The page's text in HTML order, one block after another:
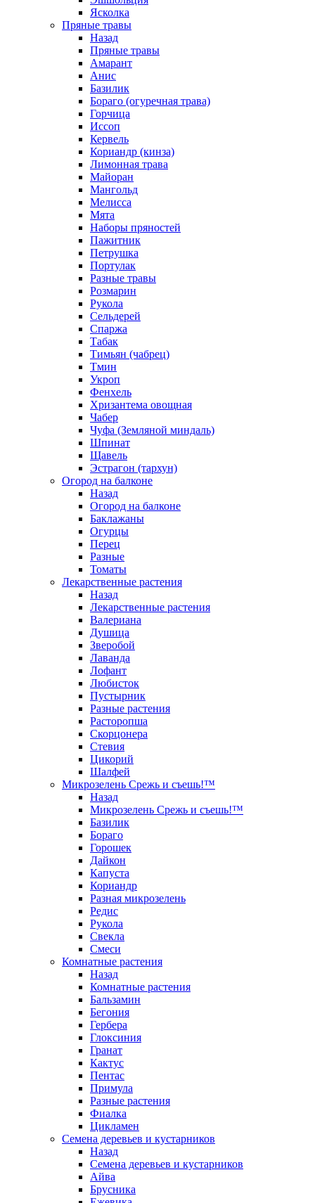
Ясколка
Пряные травы
Назад
Пряные травы
Амарант
Анис
Базилик
Бораго (огуречная трава)
Горчица
Иссоп
Кервель
Кориандр (кинза)
Лимонная трава
Майоран
Мангольд
Мелисса
Мята
Наборы пряностей
Пажитник
Петрушка
Портулак
Разные травы
Розмарин
Рукола
Сельдерей
Спаржа
Табак
Тимьян (чабрец)
Тмин
Укроп
Фенхель
Хризантема овощная
Чабер
Чуфа (Земляной миндаль)
Шпинат
Щавель
Эстрагон (тархун)
Огород на балконе
Назад
Огород на балконе
Баклажаны
Огурцы
Перец
Разные
Томаты
Лекарственные растения
Назад
Лекарственные растения
Валериана
Душица
Зверобой
Лаванда
Лофант
Любисток
Пустырник
Разные растения
Расторопша
Скорцонера
Стевия
Цикорий
Шалфей
Микрозелень Срежь и съешь!™
Назад
Микрозелень Срежь и съешь!™
Базилик
Бораго
Горошек
Дайкон
Капуста
Кориандр
Разная микрозелень
Редис
Рукола
Свекла
Смеси
Комнатные растения
Назад
Комнатные растения
Бальзамин
Бегония
Гербера
Глоксиния
Гранат
Кактус
Пентас
Примула
Разные растения
Фиалка
Цикламен
Семена деревьев и кустарников
Назад
Семена деревьев и кустарников
Айва
Брусника